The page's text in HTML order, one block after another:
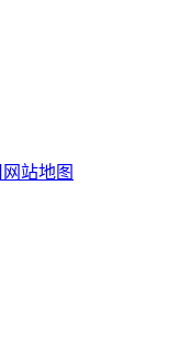
网站地图